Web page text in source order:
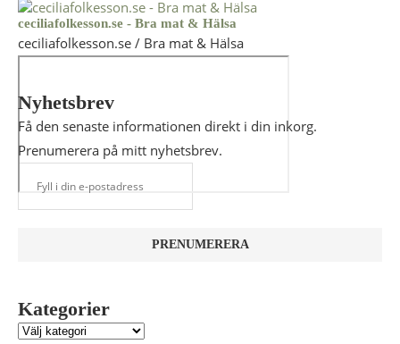
ceciliafolkesson.se - Bra mat & Hälsa
ceciliafolkesson.se / Bra mat & Hälsa
Nyhetsbrev
Få den senaste informationen direkt i din inkorg.
Prenumerera på mitt nyhetsbrev.
Kategorier